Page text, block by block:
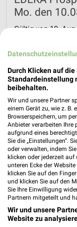
Mo. den
Gültig von 10.
weekli -
Alle EDEKA
Durch Klicken auf
Standardeinstellung
beibehalten.
Wir und unsere Partner
einem Gerät zu, wie z. B.
Browserspeichern, um
Anbieter verarbeiten Ihre
aufgrund eines
Sie die „Einstellungen“.
oder verwalten, indem
klicken oder jederzeit
unteren Ecke der
klicken Sie auf den
und klicken Sie auf den
Sie Ihre Einwilligung
Partnern mitgeteilt und
Wir und unsere
Website zu